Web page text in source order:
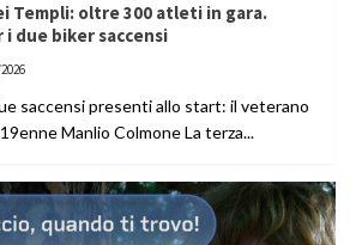
Templi: oltre 300 atleti in gara.
due biker saccensi
saccensi presenti allo start: il veterano
Manlio Colmone La terza...